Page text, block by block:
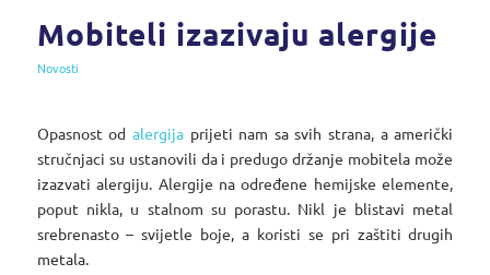
Mobiteli izazivaju alergije
Novosti
Opasnost od alergijaprijeti nam sa svih strana, a američki
stručnjaci su ustanovili da i predugo držanje mobitela može
izazvati alergiju. Alergije na određene hemijske elemente,
poput nikla, u stalnom su porastu. Nikl je blistavi metal
srebrenasto – svijetle boje, a koristi se pri zaštiti drugih
metala.